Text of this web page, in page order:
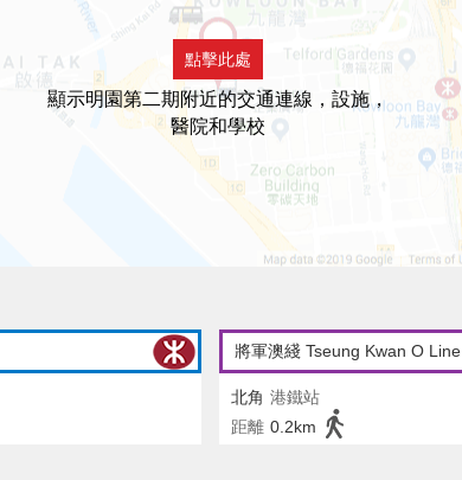
點擊此處
顯示明園第二期附近的交通連線，設施，
醫院和學校
將軍澳綫 Tseung Kwan O Line
北角 港鐵站
距離 0.2km